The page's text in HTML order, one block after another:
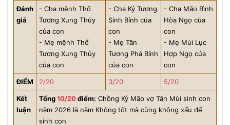
Đánh
giá
- Cha mệnh Thổ
Tương Xung Thủy
của con
- Mẹ mệnh Thổ
Tương Xung Thủy
của con
- Cha Kỷ Tương
Sinh Bính của
con
- Mẹ Tân
Tương Phá Bính
của con
- Cha Mão Bình
Hòa Ngọ của
con
- Mẹ Mùi Lục
Hợp Ngọ của
con
ĐIỂM 2/20 3/20 5/20
Kết
luận
Tổng10/20điểm: Chồng Kỷ Mão vợ Tân Mùi sinh con
năm 2026 là năm Không tốt mà cũng không xấu để
sinh con